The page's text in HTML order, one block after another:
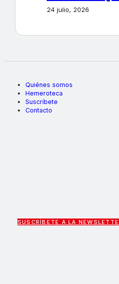
24 julio, 2026
Quiénes somos
Hemeroteca
Suscríbete
Contacto
SUSCRÍBETE A LA